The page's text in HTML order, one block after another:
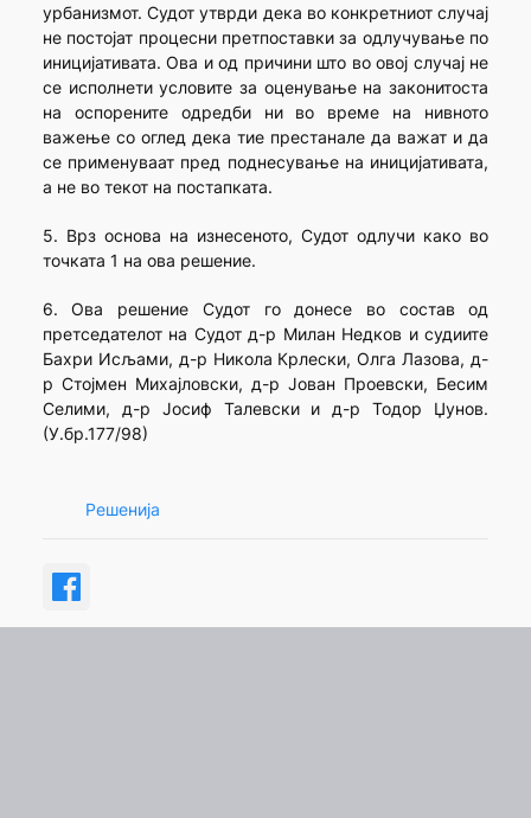
урбанизмот. Судот утврди дека во конкретниот случај
не постојат процесни претпоставки за одлучување по
иницијативата. Ова и од причини што во овој случај не
се исполнети условите за оценување на законитоста
на оспорените одредби ни во време на нивното
важење со оглед дека тие престанале да важат и да
се применуваат пред поднесување на иницијативата,
а не во текот на постапката.
5. Врз основа на изнесеното, Судот одлучи како во
точката 1 на ова решение.
6. Ова решение Судот го донесе во состав од
претседателот на Судот д-р Милан Недков и судиите
Бахри Исљами, д-р Никола Крлески, Олга Лазова, д-
р Стојмен Михајловски, д-р Јован Проевски, Бесим
Селими, д-р Јосиф Талевски и д-р Тодор Џунов.
(У.бр.177/98)
Решенија